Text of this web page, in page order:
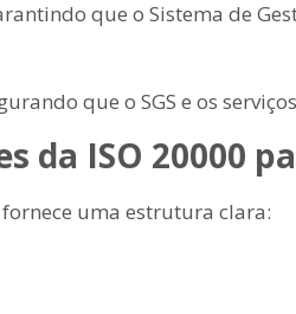
que o Sistema de
que o SGS e os
da ISO 20000
fornece uma estrutura clara: